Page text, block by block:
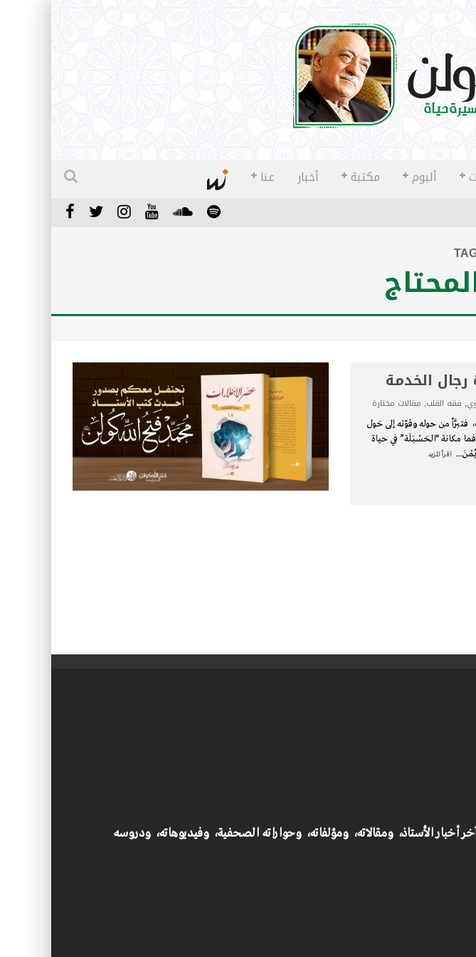
ألبوم مكتبة أخبار عنا
الخدمة
, فقه القلب, مقالات مختارة
فتبرَّأ من حوله وقوّته إلى حَول
مكانة “الحَسْبَلَة” في حياة
... اقرأ المزيد
أخبار الأستاذ، ومقالاته، ومؤلفاته، وحواراته الصحفية، وفيديوهاته، ودروسه